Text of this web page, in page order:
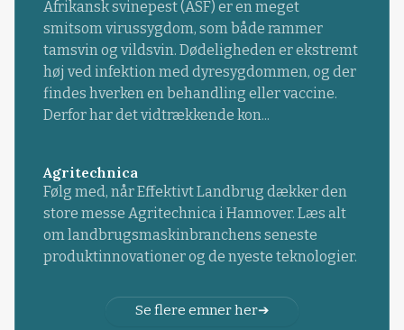
Afrikansk svinepest (ASF) er en meget
smitsom virussygdom, som både rammer
tamsvin og vildsvin. Dødeligheden er ekstremt
høj ved infektion med dyresygdommen, og der
findes hverken en behandling eller vaccine.
Derfor har det vidtrækkende kon...
Agritechnica
Følg med, når Effektivt Landbrug dækker den
store messe Agritechnica i Hannover. Læs alt
om landbrugsmaskinbranchens seneste
produktinnovationer og de nyeste teknologier.
Se flere emner her